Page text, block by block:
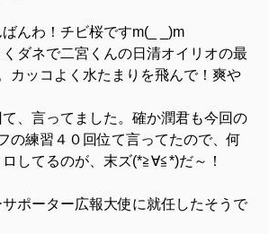
んわ！チビ桜ですm(_ _)m
ダネで二宮くんの日清オイリオの最
カッコよく水たまりを飛んで！爽や
、言ってました。確か潤君も今回の
の練習４０回位て言ってたので、何
ロしてるのが、末ズ(*≧∀≦*)だ～！
ポーター広報大使に就任したそうで